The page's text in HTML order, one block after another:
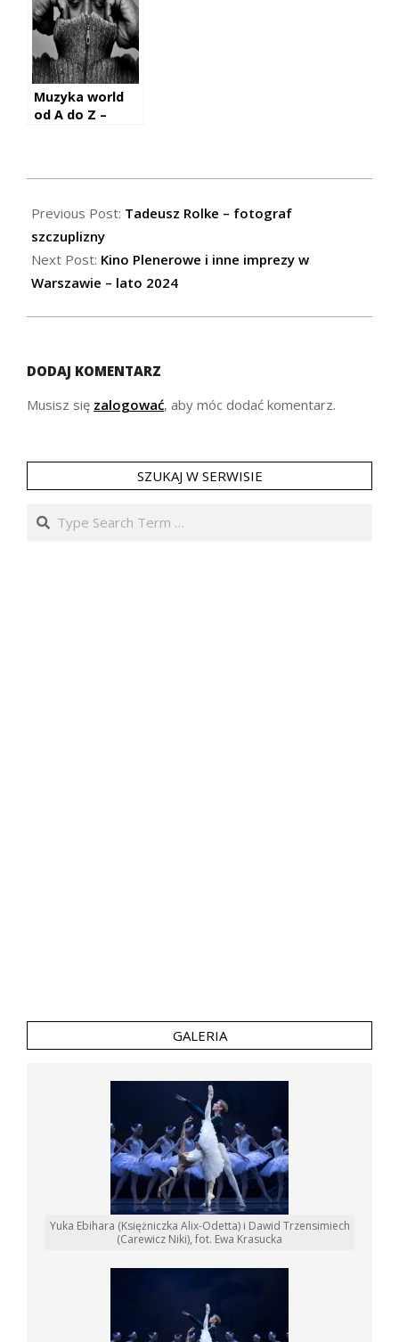
Muzyka world
od A do Z –
05-
22
Previous Post: Tadeusz Rolke – fotograf
szczuplizny
Next Post: Kino Plenerowe i inne imprezy w
Warszawie – lato 2024
DODAJ KOMENTARZ
Musisz się zalogować, aby móc dodać komentarz.
SZUKAJ W SERWISIE
Search
GALERIA
Yuka Ebihara (Księżniczka Alix-Odetta) i Dawid Trzensimiech
(Carewicz Niki), fot. Ewa Krasucka